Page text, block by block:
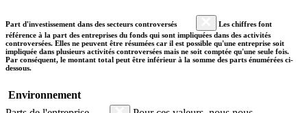
Part d'investissement dans des secteurs controversés
Les chiffres font
référence à la part des entreprises du fonds qui sont impliquées dans des activités
controversées. Elles ne peuvent être résumées car il est possible qu'une entreprise soit
impliquée dans plusieurs activités controversées mais ne soit comptée qu'une seule fois.
Par conséquent, le montant total peut être inférieur à la somme des parts énumérées ci-
dessous.
Environnement